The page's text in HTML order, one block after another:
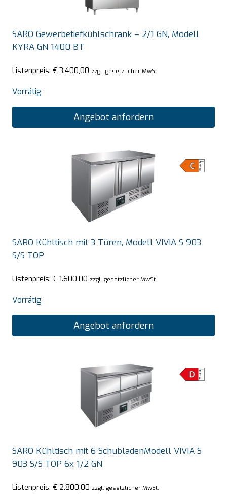
SARO Gewerbetiefkühlschrank – 2/1 GN, Modell
KYRA GN 1400 BT
Listenpreis: € 3.400,00 zzgl. gesetzlicher MwSt.
Vorrätig
Angebot anfordern
SARO Kühltisch mit 3 Türen, Modell VIVIA S 903
S/S TOP
Listenpreis: € 1.600,00 zzgl. gesetzlicher MwSt.
Vorrätig
Angebot anfordern
SARO Kühltisch mit 6 SchubladenModell VIVIA S
903 S/S TOP 6x 1/2 GN
Listenpreis: € 2.800,00 zzgl. gesetzlicher MwSt.